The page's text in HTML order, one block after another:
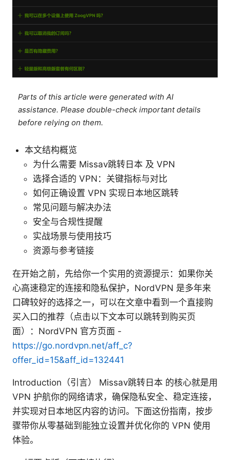
Parts of this article were generated with AI
assistance. Please double-check important details
before relying on them.
本文结构概览
为什么需要 Missav跳转日本 及 VPN
选择合适的 VPN：关键指标与对比
如何正确设置 VPN 实现日本地区跳转
常见问题与解决办法
安全与合规性提醒
实战场景与使用技巧
资源与参考链接
在开始之前，先给你一个实用的资源提示：如果你关
心高速稳定的连接和隐私保护，NordVPN 是多年来
口碑较好的选择之一，可以在文章中看到一个直接购
买入口的推荐（点击以下文本可以跳转到购买页
面）：NordVPN 官方页面 -
https://go.nordvpn.net/aff_c?
offer_id=15&aff_id=132441
Introduction（引言） Missav跳转日本 的核心就是用
VPN 护航你的网络请求，确保隐私安全、稳定连接，
并实现对日本地区内容的访问。下面这份指南，按步
骤带你从零基础到能独立设置并优化你的 VPN 使用
体验。